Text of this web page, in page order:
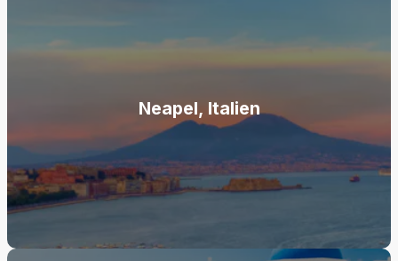
Neapel, Italien